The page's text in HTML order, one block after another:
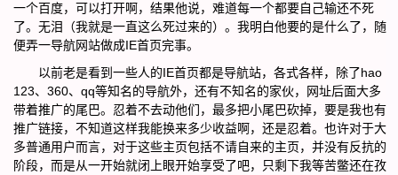
一个百度，可以打开啊，结果他说，难道每一个都要自己输还不死
了。无泪（我就是一直这么死过来的）。我明白他要的是什么了，随
便弄一导航网站做成IE首页完事。
以前老是看到一些人的IE首页都是导航站，各式各样，除了hao
123、360、qq等知名的导航外，还有不知名的家伙，网址后面大多
带着推广的尾巴。忍着不去动他们，最多把小尾巴砍掉，要是我也有
推广链接，不知道这样我能换来多少收益啊，还是忍着。也许对于大
多普通用户而言，对于这些主页包括不请自来的主页，并没有反抗的
阶段，而是从一开始就闭上眼开始享受了吧，只剩下我等苦鳖还在孜